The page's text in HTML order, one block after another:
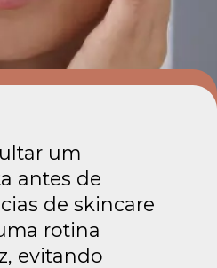
um
antes de
de skincare
rotina
evitando